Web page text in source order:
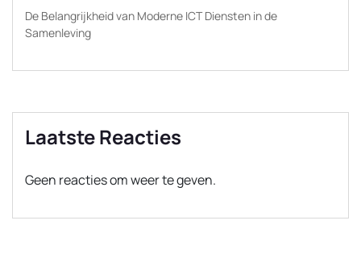
De Belangrijkheid van Moderne ICT Diensten in de
Samenleving
Laatste Reacties
Geen reacties om weer te geven.